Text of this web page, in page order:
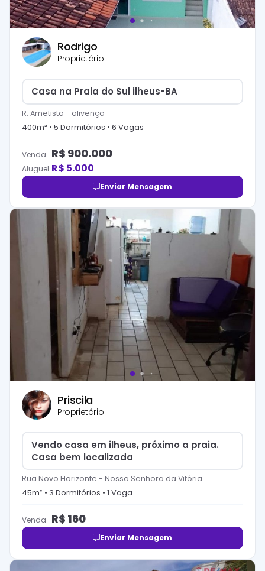
Rodrigo
Proprietário
Casa na Praia do Sul ilheus-BA
R. Ametista - olivença
400m² • 5 Dormitórios • 6 Vagas
Venda R$ 900.000
Aluguel R$ 5.000
Enviar Mensagem
Priscila
Proprietário
Vendo casa em ilheus, próximo a praia.
Casa bem localizada
Rua Novo Horizonte - Nossa Senhora da Vitória
45m² • 3 Dormitórios • 1 Vaga
Venda R$ 160
Enviar Mensagem